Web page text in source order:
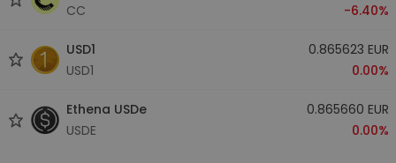
CC
-6.40%
USD1
USD1
0.865623 EUR
0.00%
Ethena USDe
USDE
0.865660 EUR
0.00%